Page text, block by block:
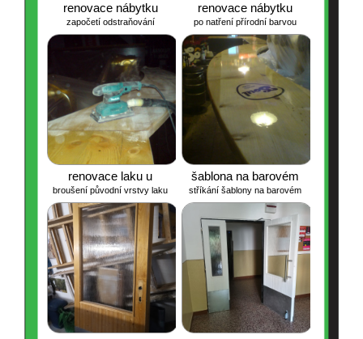
renovace nábytku
započetí odstraňování
původního nátěru
renovace nábytku
po natření přírodní barvou
renovace laku u
barového pultu
broušení původní vrstvy laku
šablona na barovém
pultu
stříkání šablony na barovém
pultu a lakování